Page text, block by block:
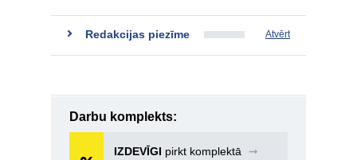
Redakcijas piezīme Atvērt
Darbu komplekts:
IZDEVĪGI pirkt komplektā
➞